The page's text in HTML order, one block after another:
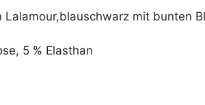
mit bunten
5 % Elasthan